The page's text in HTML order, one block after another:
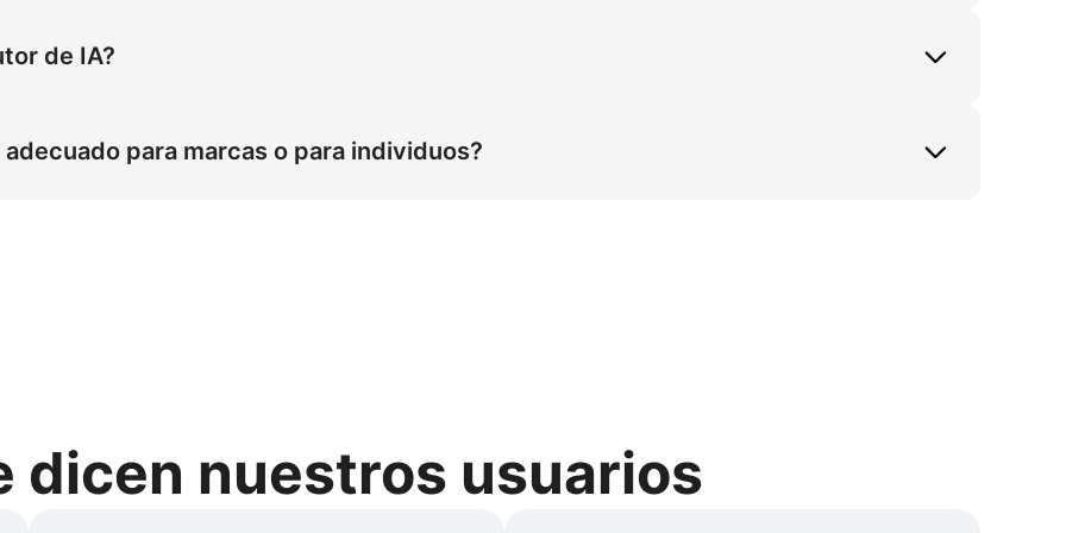
con el traductor de avatares de IA y el doblaje multilingüe para localizar un solo video en
de IA?
de marketing, e-learning, contenidos de formación y centros de ayuda. Los equipos también
de IA, tutoriales prácticos y videos de productos SaaS con avatares de IA.
para marcas o para individuos?
dicen nuestros usuarios